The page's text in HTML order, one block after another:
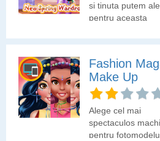
si tinuta putem
pentru aceasta
Fashion
Make Up
Alege cel mai
spectaculos
pentru